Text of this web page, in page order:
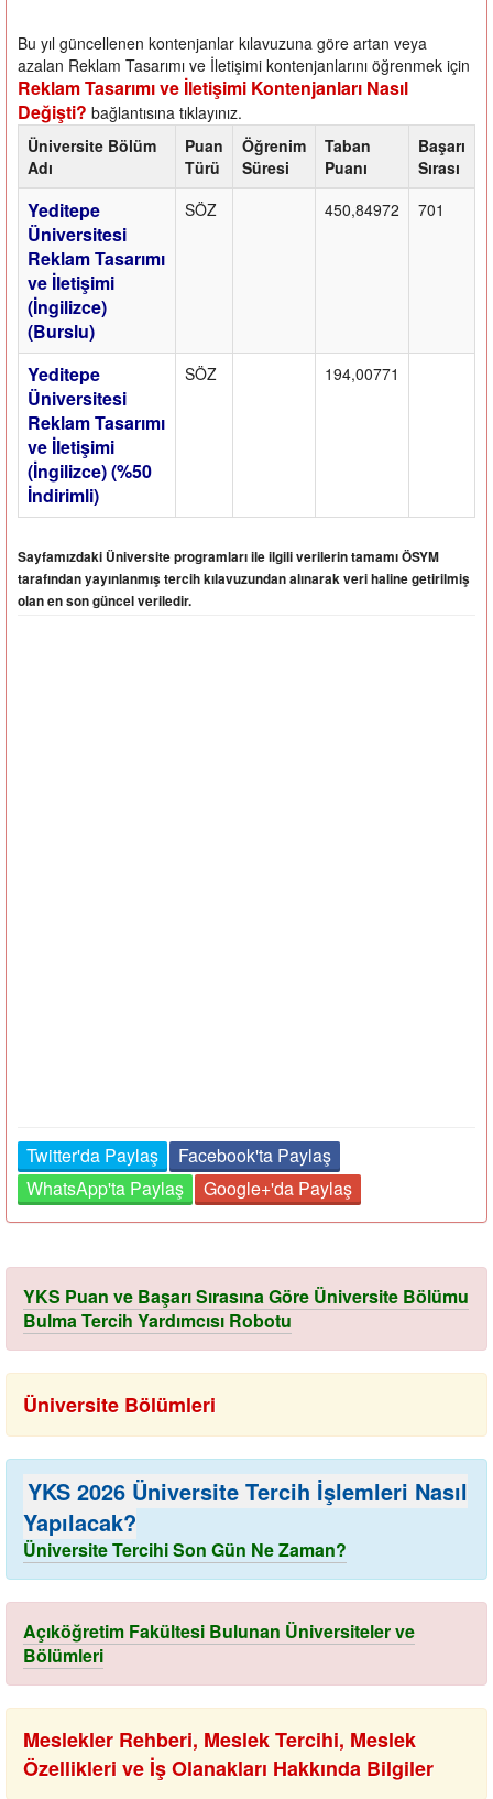
Bu yıl güncellenen kontenjanlar kılavuzuna göre artan veya
azalan Reklam Tasarımı ve İletişimi kontenjanlarını öğrenmek için
Reklam Tasarımı ve İletişimi Kontenjanları Nasıl
Değişti? bağlantısına tıklayınız.
Üniversite Bölüm
Adı
Puan
Türü
Öğrenim
Süresi
Taban
Puanı
Başarı
Sırası
Yeditepe
Üniversitesi
Reklam Tasarımı
ve İletişimi
(İngilizce)
(Burslu)
SÖZ 450,84972 701
Yeditepe
Üniversitesi
Reklam Tasarımı
ve İletişimi
(İngilizce) (%50
İndirimli)
SÖZ 194,00771
Sayfamızdaki Üniversite programları ile ilgili verilerin tamamı ÖSYM
tarafından yayınlanmış tercih kılavuzundan alınarak veri haline getirilmiş
olan en son güncel veriledir.
Twitter'da Paylaş
Facebook'ta Paylaş
WhatsApp'ta Paylaş
Google+'da Paylaş
YKS Puan ve Başarı Sırasına Göre Üniversite Bölümu
Bulma Tercih Yardımcısı Robotu
Üniversite Bölümleri
YKS 2026 Üniversite Tercih İşlemleri Nasıl
Yapılacak?
Üniversite Tercihi Son Gün Ne Zaman?
Açıköğretim Fakültesi Bulunan Üniversiteler ve
Bölümleri
Meslekler Rehberi, Meslek Tercihi, Meslek
Özellikleri ve İş Olanakları Hakkında Bilgiler